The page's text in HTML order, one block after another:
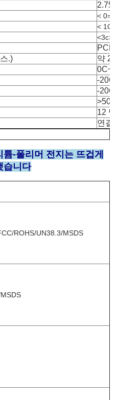
2.75V
<
<
<3c>
PCB
.)
약
-
-
>500
12 달
연결
-폴리머 전지는 뜨겁게
습니다
ROHS/UN38.3/MSDS